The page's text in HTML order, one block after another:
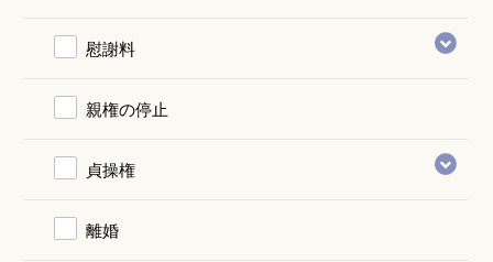
慰謝料
親権の停止
貞操権
離婚